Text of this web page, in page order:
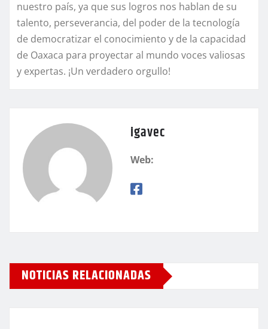
nuestro país, ya que sus logros nos hablan de su
talento, perseverancia, del poder de la tecnología
de democratizar el conocimiento y de la capacidad
de Oaxaca para proyectar al mundo voces valiosas
y expertas. ¡Un verdadero orgullo!
igavec
Web:
NOTICIAS RELACIONADAS